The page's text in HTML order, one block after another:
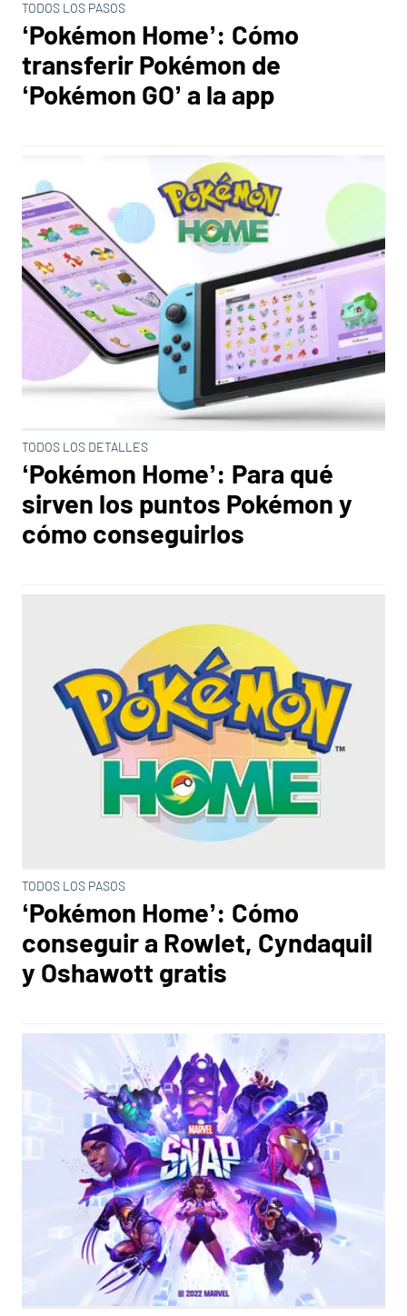
TODOS LOS PASOS
‘Pokémon Home’: Cómo
transferir Pokémon de
‘Pokémon GO’ a la app
TODOS LOS DETALLES
‘Pokémon Home’: Para qué
sirven los puntos Pokémon y
cómo conseguirlos
TODOS LOS PASOS
‘Pokémon Home’: Cómo
conseguir a Rowlet, Cyndaquil
y Oshawott gratis